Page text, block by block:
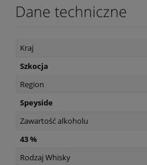
Dane techniczne
Kraj
Szkocja
Region
Speyside
Zawartość alkoholu
43 %
Rodzaj Whisky